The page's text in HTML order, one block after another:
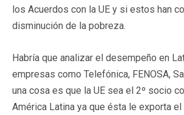
los Acuerdos con la UE y si estos han
disminución de la pobreza.
Habría que analizar el desempeño en
empresas como Telefónica, FENOSA,
una cosa es que la UE sea el 2º socio
América Latina ya que ésta le exporta el